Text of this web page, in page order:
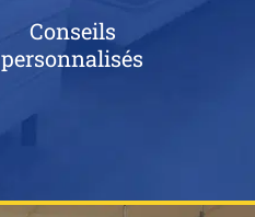
Conseils
personnalisés